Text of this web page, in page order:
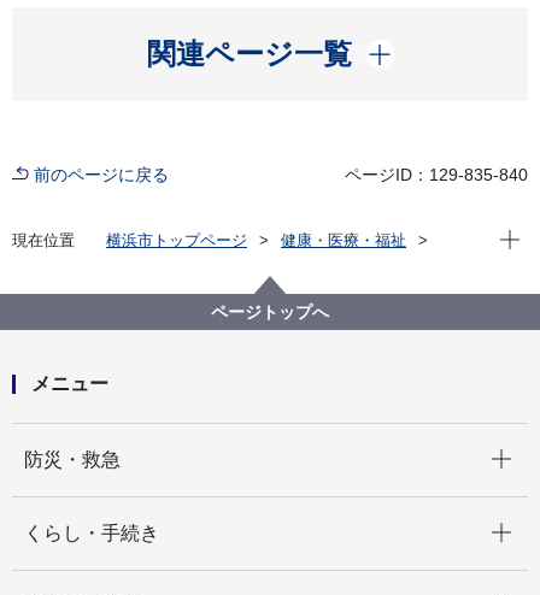
関連ページ一覧
開く
前のページに戻る ページID：129-835-840
現在位置 横浜市トップページ
健康・医療・福祉
横浜市立脳卒中・神経脊椎センター
６月13日にお知らせした新型コロナウイルス感染症の
終息について（6月21日現在）
現在
ページトップへ
メニュー
防災・救急
くらし・手続き